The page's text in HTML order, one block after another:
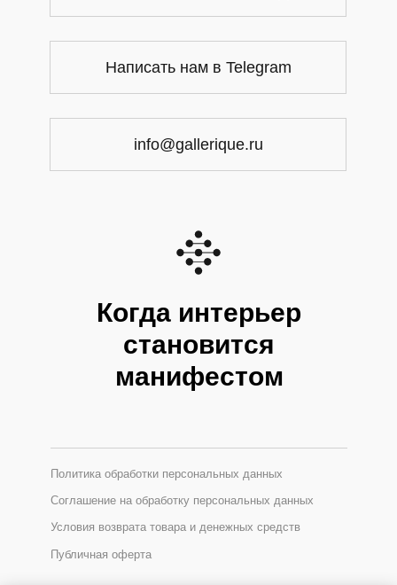
Публичная оферта
Условия возврата товара и денежных средств
Соглашение на обработку персональных данных
Политика обработки персональных данных
Когда интерьер
становится
манифестом
info@gallerique.ru
Написать нам в Telegram